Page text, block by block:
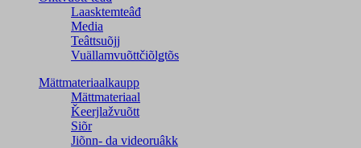
Laasktemteâđ
Media
Teâttsuõjj
Vuällamvuõttčiõlǥtõs
Mättmateriaalkaupp
Mättmateriaal
Ǩeerjlažvuõtt
Siõr
Jiõnn- da videoruâkk